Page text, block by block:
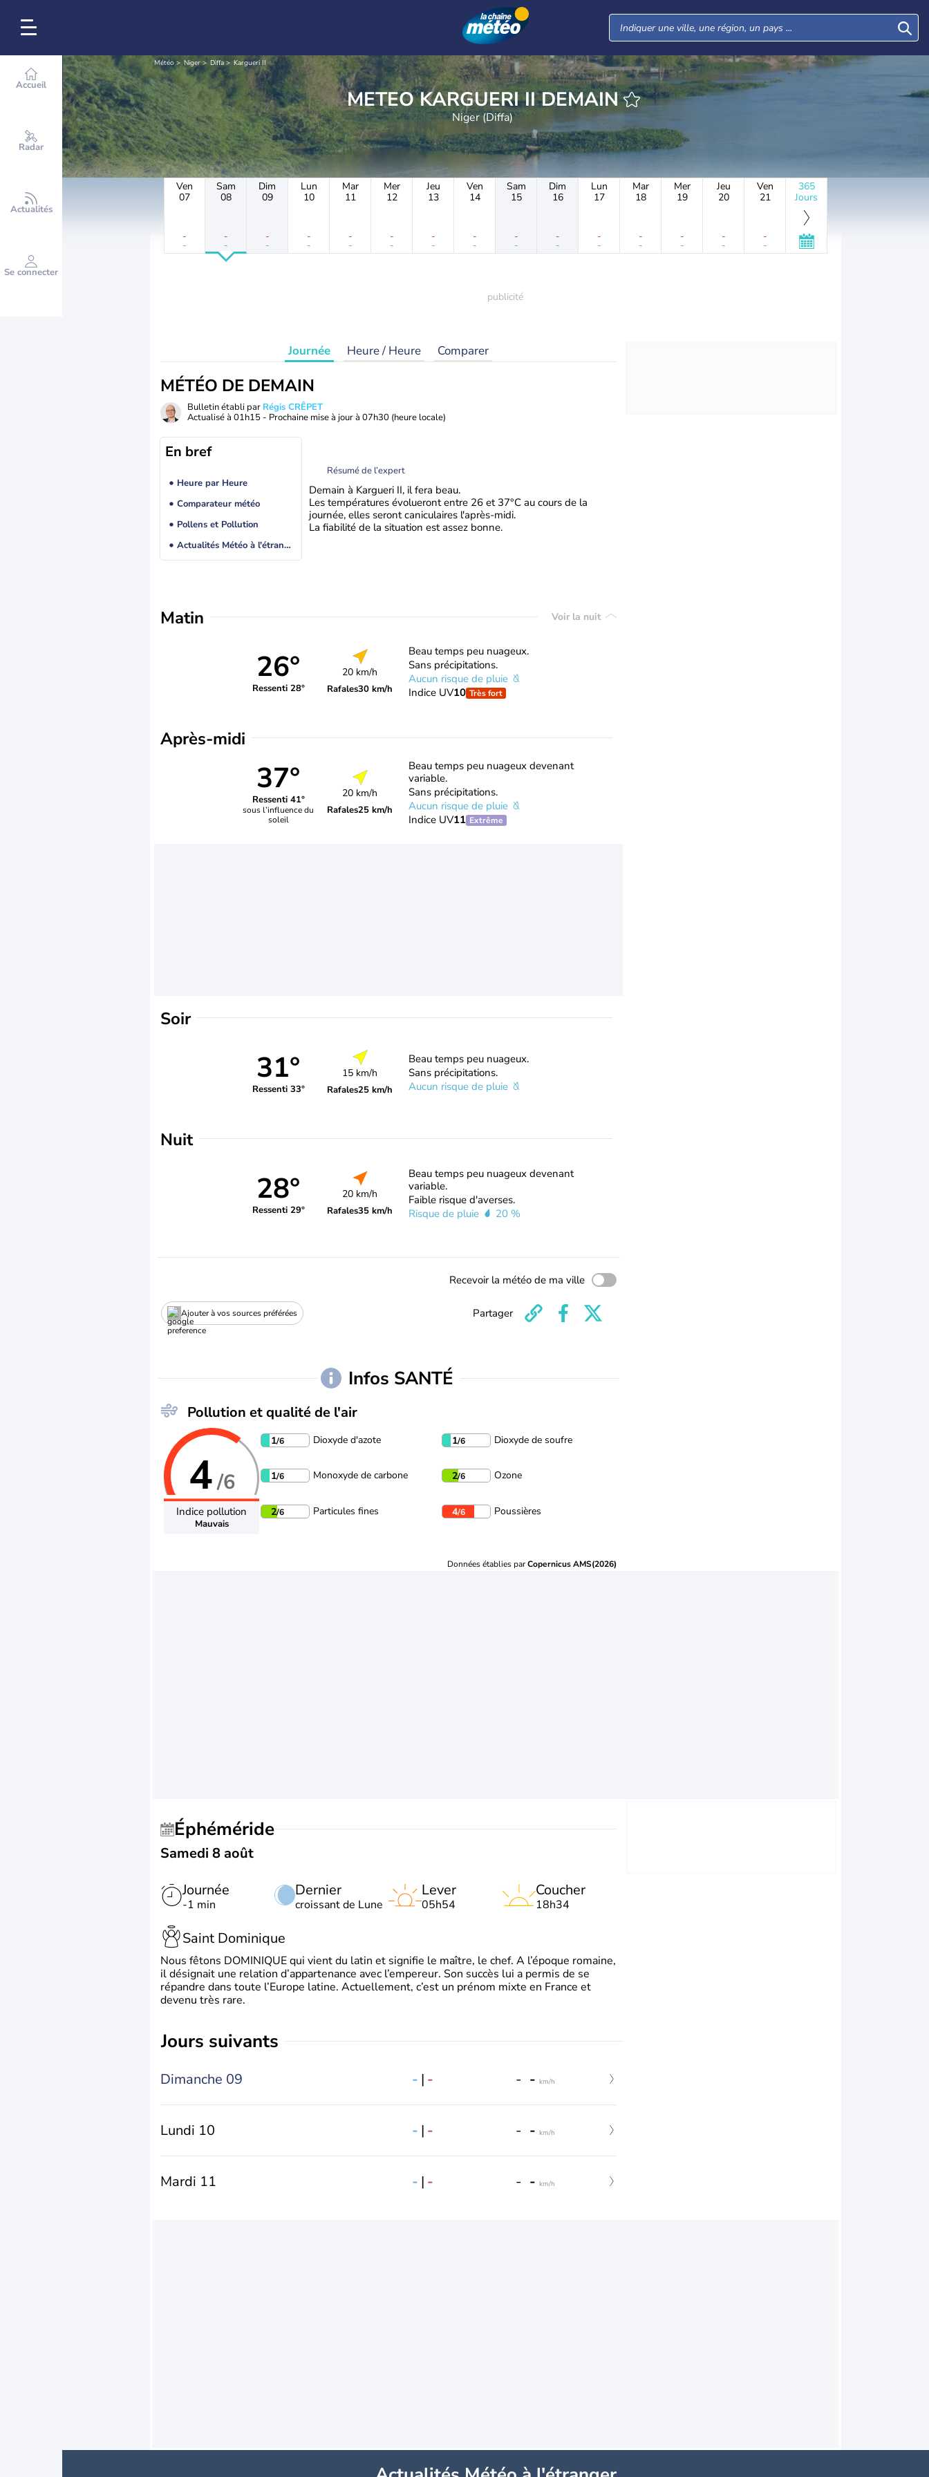
Accueil
Radar
Actualités
Se connecter
Météo Niger Diffa Kargueri II
METEO KARGUERI II DEMAIN
Niger (Diffa)
Ven
07
-
-
Sam
08
-
-
Dim
09
-
-
Lun
10
-
-
Mar
11
-
-
Mer
12
-
-
Jeu
13
-
-
Ven
14
-
-
Sam
15
-
-
Dim
16
-
-
Lun
17
-
-
Mar
18
-
-
Mer
19
-
-
Jeu
20
-
-
Ven
21
-
-
365
Jours
Journée Heure / Heure Comparer
MÉTÉO DE DEMAIN
Bulletin établi par Régis CRÊPET
Actualisé à 01h15 - Prochaine mise à jour à 07h30 (heure locale)
En bref
Heure par Heure
Comparateur météo
Pollens et Pollution
Actualités Météo à l'étranger
Résumé de l’expert
Demain à Kargueri II, il fera beau.
Les températures évolueront entre 26 et 37°C au cours de la
journée, elles seront caniculaires l'après-midi.
La fiabilité de la situation est assez bonne.
Matin Voir la nuit
26°
Ressenti 28°
20 km/h
Rafales30 km/h
Beau temps peu nuageux.
Sans précipitations.
Aucun risque de pluie
Indice UV10 Très fort
Après-midi
37°
Ressenti 41°
sous l’influence du
soleil
20 km/h
Rafales25 km/h
Beau temps peu nuageux devenant
variable.
Sans précipitations.
Aucun risque de pluie
Indice UV11 Extrême
Soir
31°
Ressenti 33°
15 km/h
Rafales25 km/h
Beau temps peu nuageux.
Sans précipitations.
Aucun risque de pluie
Nuit
28°
Ressenti 29°
20 km/h
Rafales35 km/h
Beau temps peu nuageux devenant
variable.
Faible risque d'averses.
Risque de pluie
20 %
Recevoir la météo de ma ville
Ajouter à vos sources préférées Partager
Infos SANTÉ
Pollution et qualité de l'air
4/6
Indice pollution
Mauvais
1/6 Dioxyde d'azote 1/6 Dioxyde de soufre
1/6 Monoxyde de carbone 2/6 Ozone
2/6 Particules fines 4/6 Poussières
Données établies parCopernicus AMS(2026)
Éphéméride
Samedi 8 août
Journée
-1 min
Dernier
croissant de Lune
Lever
05h54
Coucher
18h34
Saint Dominique
Nous fêtons DOMINIQUE qui vient du latin et signifie le maître, le chef. A l’époque romaine,
il désignait une relation d’appartenance avec l’empereur. Son succès lui a permis de se
répandre dans toute l’Europe latine. Actuellement, c’est un prénom mixte en France et
devenu très rare.
jours suivants
Dimanche 09 - | - - - km/h
Lundi 10 - | - - - km/h
Mardi 11 - | - - - km/h